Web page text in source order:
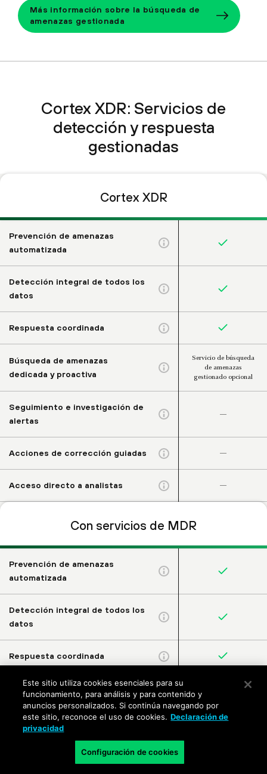
Más información sobre la búsqueda de
amenazas gestionada
Cortex XDR: Servicios de
detección y respuesta
gestionadas
Cortex XDR
Prevención de amenazas
automatizada
Detección integral de todos los
datos
Respuesta coordinada
Búsqueda de amenazas
dedicada y proactiva
Servicio de búsqueda
de amenazas
gestionado opcional
Seguimiento e investigación de
alertas
–
Acciones de corrección guiadas –
Acceso directo a analistas –
Con servicios de MDR
Prevención de amenazas
automatizada
Detección integral de todos los
datos
Respuesta coordinada
Búsqueda de amenazas
dedicada y proactiva
Seguimiento e investigación de
Este sitio utiliza cookies esenciales para su
funcionamiento, para análisis y para contenido y
anuncios personalizados. Si continúa navegando por
este sitio, reconoce el uso de cookies. Declaración de
privacidad
Configuración de cookies